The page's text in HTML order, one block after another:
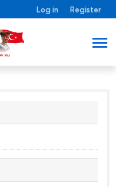
Log in Register